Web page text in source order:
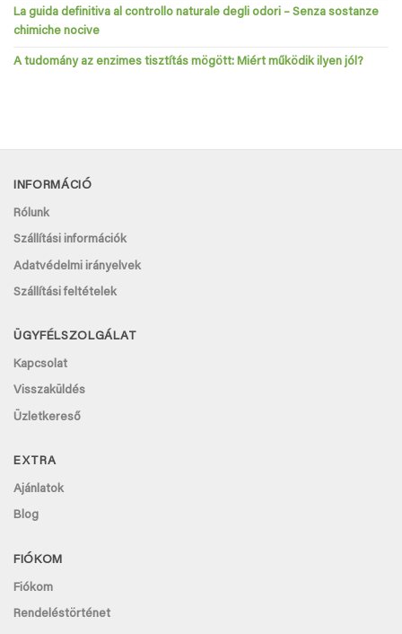
La guida definitiva al controllo naturale degli odori – Senza sostanze
chimiche nocive
A tudomány az enzimes tisztítás mögött: Miért működik ilyen jól?
INFORMÁCIÓ
Rólunk
Szállítási információk
Adatvédelmi irányelvek
Szállítási feltételek
ÜGYFÉLSZOLGÁLAT
Kapcsolat
Visszaküldés
Üzletkereső
EXTRA
Ajánlatok
Blog
FIÓKOM
Fiókom
Rendeléstörténet